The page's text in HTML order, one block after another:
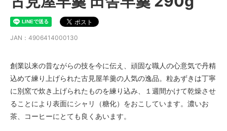
JAN：4906414000130
創業以来の昔ながらの技を今に伝え、頑固な職人の心意気で丹精
込めて練り上げられた古見屋羊羹の人気の逸品。粒あずきは丁寧
に別窯で炊き上げられたものを練り込み、１週間かけて乾燥させ
ることにより表面にシャリ（糖化）をおこしています。濃いお
茶、コーヒーにとても良くあいます。